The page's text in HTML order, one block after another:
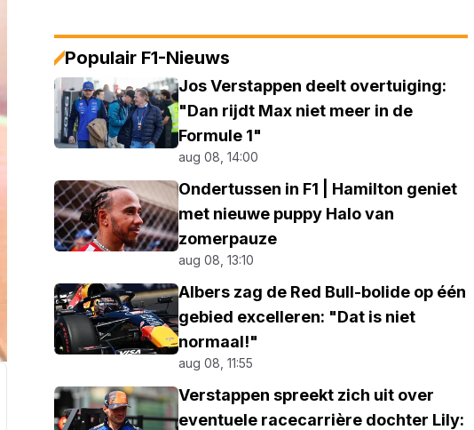
Populair F1-Nieuws
Jos Verstappen deelt overtuiging:
"Dan rijdt Max niet meer in de
Formule 1"
aug 08, 14:00
Ondertussen in F1 | Hamilton geniet
met nieuwe puppy Halo van
zomerpauze
aug 08, 13:10
Albers zag de Red Bull-bolide op één
gebied excelleren: "Dat is niet
normaal!"
aug 08, 11:55
Verstappen spreekt zich uit over
eventuele racecarrière dochter Lily: